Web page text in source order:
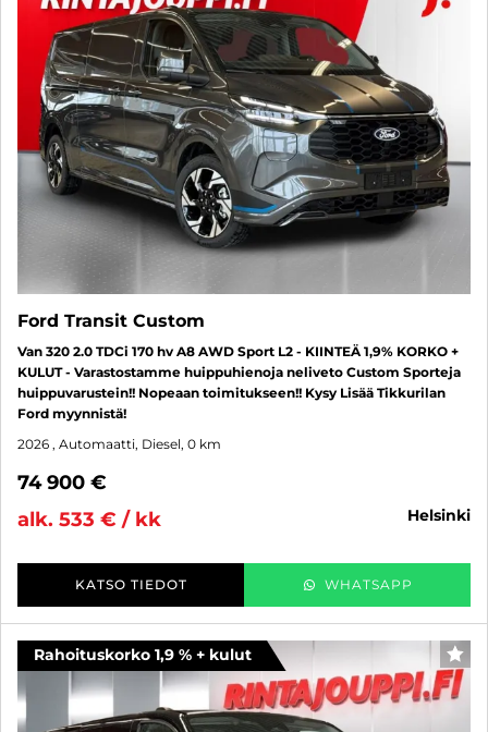
Ford Transit Custom
Van 320 2.0 TDCi 170 hv A8 AWD Sport L2 - KIINTEÄ 1,9% KORKO +
KULUT - Varastostamme huippuhienoja neliveto Custom Sporteja
huippuvarustein!! Nopeaan toimitukseen!! Kysy Lisää Tikkurilan
Ford myynnistä!
2026 , Automaatti, Diesel, 0 km
74 900 €
alk. 533 € / kk
helsinki
KATSO TIEDOT WHATSAPP
Rahoituskorko 1,9 % + kulut